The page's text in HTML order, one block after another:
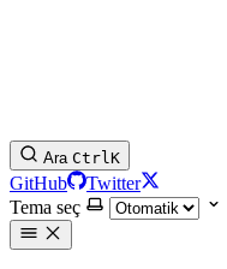
Ara CtrlK
GitHub
Twitter
Tema seç